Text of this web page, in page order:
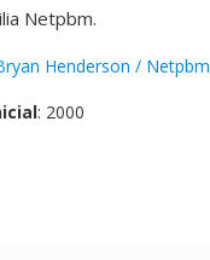
Netpbm.
Henderson / Netpbm
: 2000